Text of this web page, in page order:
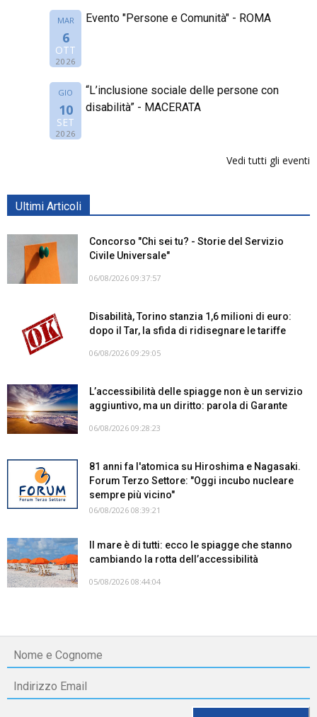
MAR
6
OTT
2026
Evento "Persone e Comunità" - ROMA
GIO
10
SET
2026
“L’inclusione sociale delle persone con
disabilità” - MACERATA
Vedi tutti gli eventi
Ultimi Articoli
Concorso "Chi sei tu? - Storie del Servizio
Civile Universale"
06/08/2026 09:37:57
Disabilità, Torino stanzia 1,6 milioni di euro:
dopo il Tar, la sfida di ridisegnare le tariffe
06/08/2026 09:29:05
L’accessibilità delle spiagge non è un servizio
aggiuntivo, ma un diritto: parola di Garante
06/08/2026 09:28:23
81 anni fa l'atomica su Hiroshima e Nagasaki.
Forum Terzo Settore: "Oggi incubo nucleare
sempre più vicino"
06/08/2026 08:39:21
Il mare è di tutti: ecco le spiagge che stanno
cambiando la rotta dell’accessibilità
05/08/2026 08:44:04